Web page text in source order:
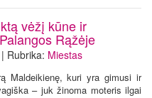
vėžį kūne ir
Rąžėje
Rubrika: Miestas
Maldeikienę, kuri yra gimusi ir
– juk žinoma moteris ilgai